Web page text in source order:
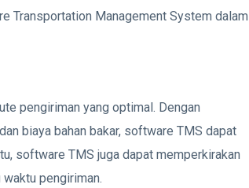
Transportation Management System dalam
pengiriman yang optimal. Dengan
biaya bahan bakar, software TMS dapat
software TMS juga dapat memperkirakan
pengiriman.